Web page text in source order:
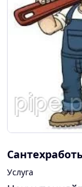
Услуга